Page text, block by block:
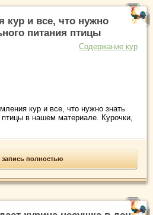
и все, что нужно
питания птицы
Содержание кур
кур и все, что нужно знать
в нашем материале. Курочки,
запись полностью